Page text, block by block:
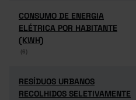
CONSUMO DE ENERGIA
ELÉTRICA POR HABITANTE
(KWH)
(6)
CONSUMO DE ENERGIA
ELÉTRICA POR HABITANTE
(KWH)
(6)
RESÍDUOS URBANOS
RECOLHIDOS SELETIVAMENTE
RESÍDUOS URBANOS
RECOLHIDOS SELETIVAMENTE